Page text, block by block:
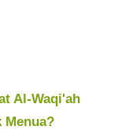
Al-Waqi'ah
Menua?